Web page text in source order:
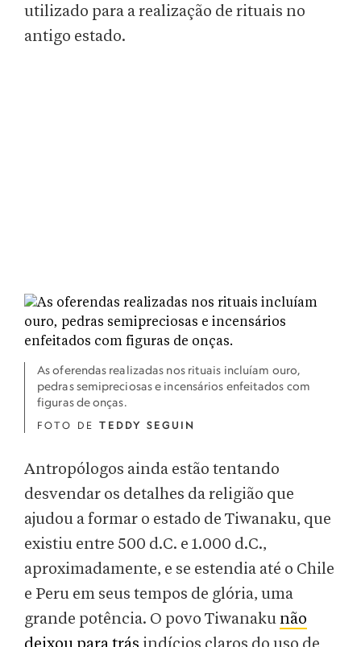
utilizado para a realização de rituais no
antigo estado.
As oferendas realizadas nos rituais incluíam ouro,
pedras semipreciosas e incensários enfeitados com
figuras de onças.
FOTO DE TEDDY SEGUIN
Antropólogos ainda estão tentando
desvendar os detalhes da religião que
ajudou a formar o estado de Tiwanaku, que
existiu entre 500 d.C. e 1.000 d.C.,
aproximadamente, e se estendia até o Chile
e Peru em seus tempos de glória, uma
grande potência. O povo Tiwanaku não